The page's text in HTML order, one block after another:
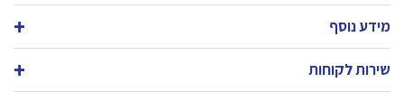
מידע נוסף
שירות לקוחות